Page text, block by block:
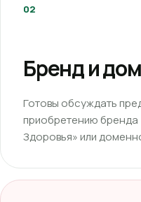
02
Бренд и
Готовы обсуждать
приобретению бренда
Здоровья» или